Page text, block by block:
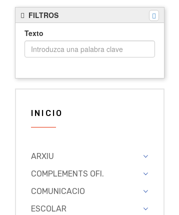
FILTROS
Texto
INICIO
ARXIU
COMPLEMENTS OFI.
COMUNICACIO
ESCOLAR